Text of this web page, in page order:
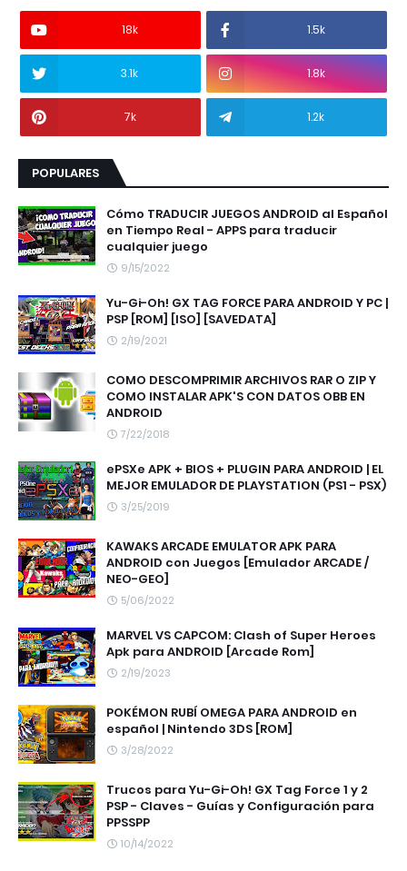
18k 1.5k
3.1k 1.8k
7k 1.2k
POPULARES
Cómo TRADUCIR JUEGOS ANDROID al Español
en Tiempo Real - APPS para traducir
cualquier juego
9/15/2022
Yu-Gi-Oh! GX TAG FORCE PARA ANDROID Y PC |
PSP [ROM] [ISO] [SAVEDATA]
2/19/2021
COMO DESCOMPRIMIR ARCHIVOS RAR O ZIP Y
COMO INSTALAR APK'S CON DATOS OBB EN
ANDROID
7/22/2018
ePSXe APK + BIOS + PLUGIN PARA ANDROID | EL
MEJOR EMULADOR DE PLAYSTATION (PS1 - PSX)
3/25/2019
KAWAKS ARCADE EMULATOR APK PARA
ANDROID con Juegos [Emulador ARCADE /
NEO-GEO]
5/06/2022
MARVEL VS CAPCOM: Clash of Super Heroes
Apk para ANDROID [Arcade Rom]
2/19/2023
POKÉMON RUBÍ OMEGA PARA ANDROID en
español | Nintendo 3DS [ROM]
3/28/2022
Trucos para Yu-Gi-Oh! GX Tag Force 1 y 2
PSP - Claves - Guías y Configuración para
PPSSPP
10/14/2022